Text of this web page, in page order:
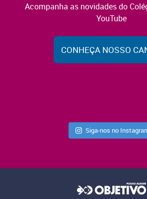
Acompanha as novidades do
YouTube
CONHEÇA NOSSO
Siga-nos no